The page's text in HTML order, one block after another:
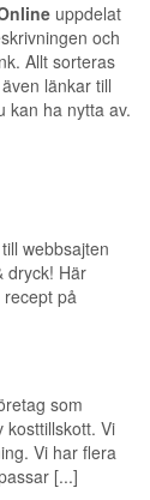
uppdelat
och
Allt sorteras
länkar till
kan ha nytta av.
webbsajten
dryck! Här
på
som
kosttillskott. Vi
Vi har flera
[...]